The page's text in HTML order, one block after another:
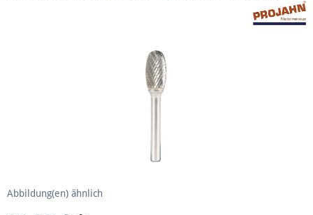
Abbildung(en) ähnlich